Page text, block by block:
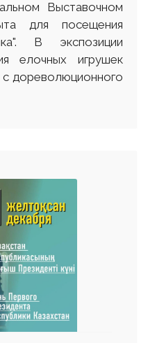
Выставочном
для посещения
В экспозиции
елочных игрушек
с дореволюционного